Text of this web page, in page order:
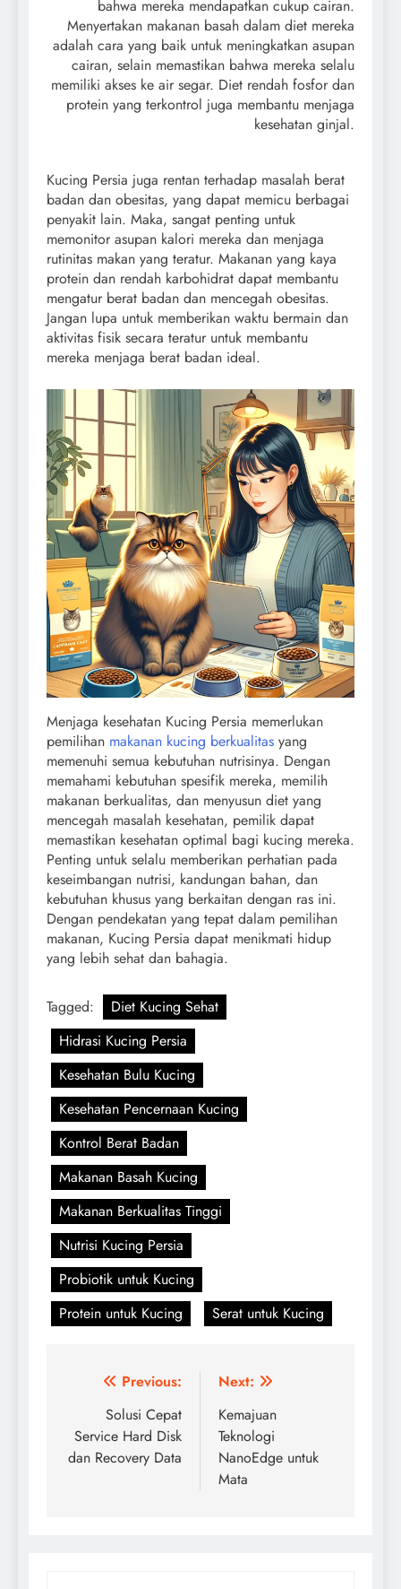
bahwa mereka mendapatkan cukup cairan.
Menyertakan makanan basah dalam diet mereka
adalah cara yang baik untuk meningkatkan asupan
cairan, selain memastikan bahwa mereka selalu
memiliki akses ke air segar. Diet rendah fosfor dan
protein yang terkontrol juga membantu menjaga
kesehatan ginjal.
Kucing Persia juga rentan terhadap masalah berat
badan dan obesitas, yang dapat memicu berbagai
penyakit lain. Maka, sangat penting untuk
memonitor asupan kalori mereka dan menjaga
rutinitas makan yang teratur. Makanan yang kaya
protein dan rendah karbohidrat dapat membantu
mengatur berat badan dan mencegah obesitas.
Jangan lupa untuk memberikan waktu bermain dan
aktivitas fisik secara teratur untuk membantu
mereka menjaga berat badan ideal.
Menjaga kesehatan Kucing Persia memerlukan
pemilihan makanan kucing berkualitas yang
memenuhi semua kebutuhan nutrisinya. Dengan
memahami kebutuhan spesifik mereka, memilih
makanan berkualitas, dan menyusun diet yang
mencegah masalah kesehatan, pemilik dapat
memastikan kesehatan optimal bagi kucing mereka.
Penting untuk selalu memberikan perhatian pada
keseimbangan nutrisi, kandungan bahan, dan
kebutuhan khusus yang berkaitan dengan ras ini.
Dengan pendekatan yang tepat dalam pemilihan
makanan, Kucing Persia dapat menikmati hidup
yang lebih sehat dan bahagia.
Tagged:
Diet Kucing Sehat
Hidrasi Kucing Persia
Kesehatan Bulu Kucing
Kesehatan Pencernaan Kucing
Kontrol Berat Badan
Makanan Basah Kucing
Makanan Berkualitas Tinggi
Nutrisi Kucing Persia
Probiotik untuk Kucing
Protein untuk Kucing
Serat untuk Kucing
NavigasiPrevious:
Solusi Cepat
Service Hard Disk
dan Recovery Data
Next:
Kemajuan
Teknologi
NanoEdge untuk
Mata